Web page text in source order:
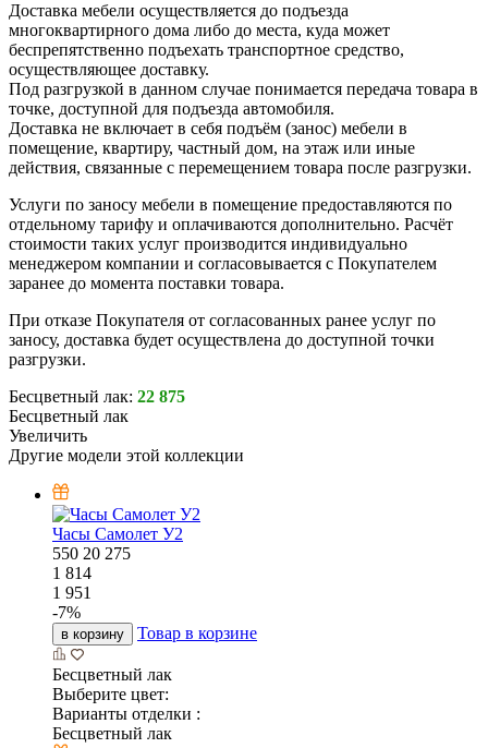
Доставка мебели осуществляется до подъезда
многоквартирного дома либо до места, куда может
беспрепятственно подъехать транспортное средство,
осуществляющее доставку.
Под разгрузкой в данном случае понимается передача товара в
точке, доступной для подъезда автомобиля.
Доставка не включает в себя подъём (занос) мебели в
помещение, квартиру, частный дом, на этаж или иные
действия, связанные с перемещением товара после разгрузки.
Услуги по заносу мебели в помещение предоставляются по
отдельному тарифу и оплачиваются дополнительно. Расчёт
стоимости таких услуг производится индивидуально
менеджером компании и согласовывается с Покупателем
заранее до момента поставки товара.
При отказе Покупателя от согласованных ранее услуг по
заносу, доставка будет осуществлена до доступной точки
разгрузки.
Бесцветный лак: 22 875
Бесцветный лак
Увеличить
Другие модели этой коллекции
Часы Самолет У2
550 20 275
1 814
1 951
-7%
в корзину Товар в корзине
Бесцветный лак
Выберите цвет:
Варианты отделки :
Бесцветный лак